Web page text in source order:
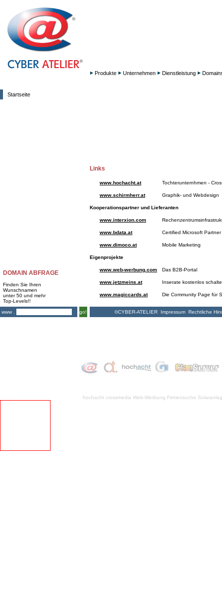
Startseite
DOMAIN ABFRAGE
Finden Sie Ihren
Wunschnamen
unter 50 und mehr
Top-Levels!!
www .
go!
Produkte Unternehmen Dienstleistung
Links
www.hochacht.at Tochterunternhmen -
www.schirmherr.at Graphik- und Webdesign
Kooperationspartner und Lieferanten
www.interxion.com
www.bdata.at Certified Microsoft Partner
www.dimoco.at Mobile Marketing
Eigenprojekte
www.web-werbung.com Das B2B-Portal
www.jetzmeins.at Inserate kostenlos
www.magiccards.at Die Community Page für
©CYBER-ATELIER Impressum Rechtliche
hochacht crossmedia Web-Werbung Firmensuche